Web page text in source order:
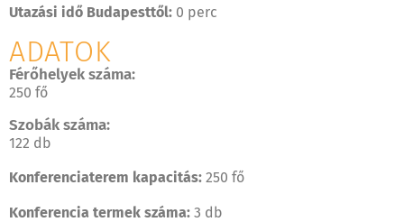
Utazási idő Budapesttől: 0 perc
ADATOK
Férőhelyek száma:
250 fő
Szobák száma:
122 db
Konferenciaterem kapacitás: 250 fő
Konferencia termek száma: 3 db